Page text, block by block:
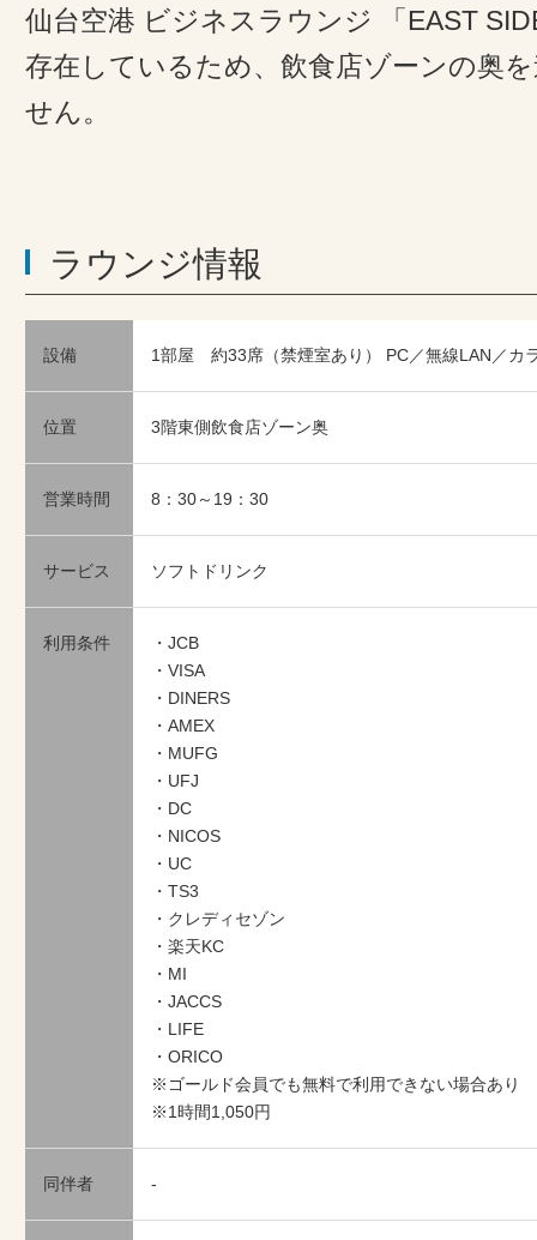
仙台空港 ビジネスラウンジ 「EAST
存在しているため、飲食店ゾーンの奥
せん。
ラウンジ情報
設備 1部屋 約33席（禁煙室あり） PC／無線LAN／カ
位置 3階東側飲食店ゾーン奥
営業時間 8：30～19：30
サービス ソフトドリンク
利用条件
・JCB
・VISA
・DINERS
・AMEX
・MUFG
・UFJ
・DC
・NICOS
・UC
・TS3
・クレディセゾン
・楽天KC
・MI
・JACCS
・LIFE
・ORICO
※ゴールド会員でも無料で利用できない場合あり
※1時間1,050円
同伴者 -